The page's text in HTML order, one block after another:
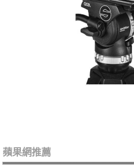
蘋果網推薦